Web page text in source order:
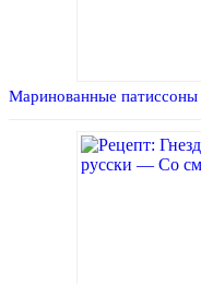
Маринованные патиссоны